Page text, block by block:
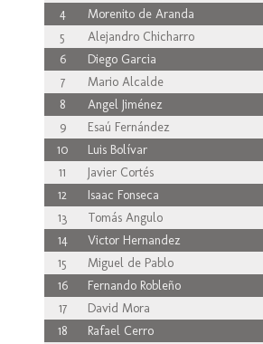
4
Morenito de Aranda
5
Alejandro Chicharro
6
Diego Garcia
7
Mario Alcalde
8
Angel Jiménez
9
Esaú Fernández
10
Luis Bolívar
11
Javier Cortés
12
Isaac Fonseca
13
Tomás Angulo
14
Victor Hernandez
15
Miguel de Pablo
16
Fernando Robleño
17
David Mora
18
Rafael Cerro